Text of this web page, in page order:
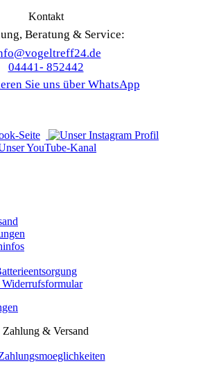
Kontakt
Beratung & Service:
04441- 852442
Zahlung & Versand